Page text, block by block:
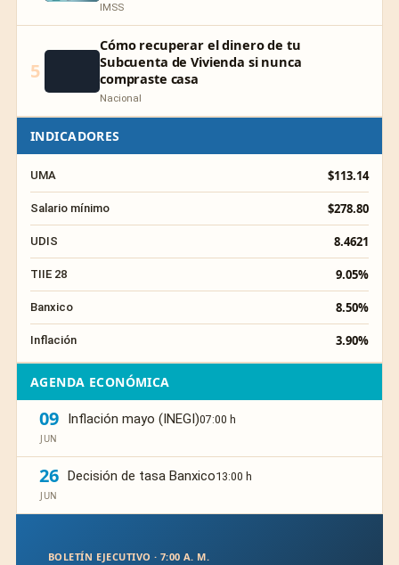
IMSS
5
Cómo recuperar el dinero de tu
Subcuenta de Vivienda si nunca
compraste casa
Nacional
INDICADORES
UMA $113.14
Salario mínimo $278.80
UDIS 8.4621
TIIE 28 9.05%
Banxico 8.50%
Inflación 3.90%
AGENDA ECONÓMICA
09
JUN
Inflación mayo (INEGI)07:00 h
26
JUN
Decisión de tasa Banxico13:00 h
BOLETÍN EJECUTIVO · 7:00 A. M.